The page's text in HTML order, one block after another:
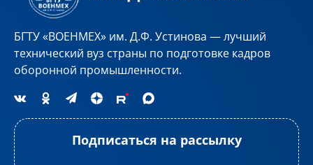
БГТУ «ВОЕНМЕХ» им. Д.Ф. Устинова — лучший
технический вуз страны по подготовке кадров
оборонной промышленности.
Подписаться на рассылку